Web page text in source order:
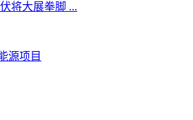
将大展拳脚 ...
源项目